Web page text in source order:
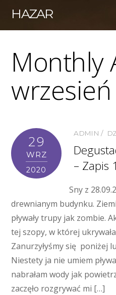
HAZAR
Monthly
29
WRZ
2020
ADMIN
– Zapis
Sny z
drewnianym budynku.
pływały trupy jak zombie.
tej szopy, w której
Zanurzyłyśmy się poniżej
Niestety ja nie umiem
nabrałam wody jak
zaczęło rozgrywać mi […]